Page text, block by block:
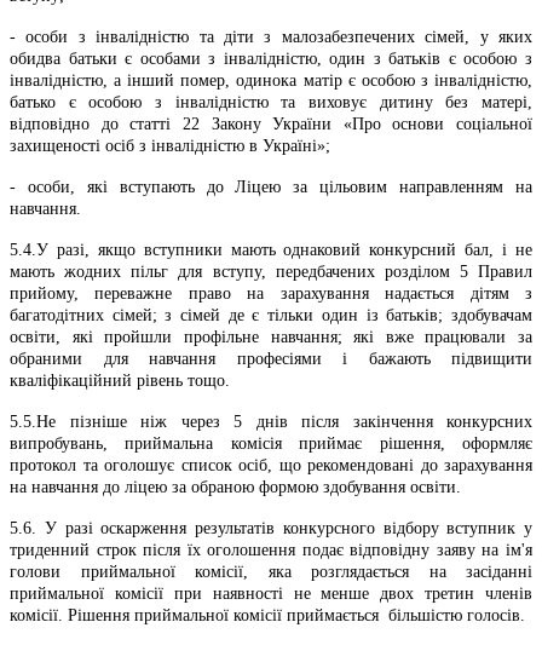
- особи з інвалідністю та діти з малозабезпечених сімей, у яких
обидва батьки є особами з інвалідністю, один з батьків є особою з
інвалідністю, а інший помер, одинока матір є особою з інвалідністю,
батько є особою з інвалідністю та виховує дитину без матері,
відповідно до статті 22 Закону України «Про основи соціальної
захищеності осіб з інвалідністю в Україні»;
- особи, які вступають до Ліцею за цільовим направленням на
навчання.
5.4.У разі, якщо вступники мають однаковий конкурсний бал, і не
мають жодних пільг для вступу, передбачених розділом 5 Правил
прийому, переважне право на зарахування надається дітям з
багатодітних сімей; з сімей де є тільки один із батьків; здобувачам
освіти, які пройшли профільне навчання; які вже працювали за
обраними для навчання професіями і бажають підвищити
кваліфікаційний рівень тощо.
5.5.Не пізніше ніж через 5 днів після закінчення конкурсних
випробувань, приймальна комісія приймає рішення, оформляє
протокол та оголошує список осіб, що рекомендовані до зарахування
на навчання до ліцею за обраною формою здобування освіти.
5.6. У разі оскарження результатів конкурсного відбору вступник у
триденний строк після їх оголошення подає відповідну заяву на ім'я
голови приймальної комісії, яка розглядається на засіданні
приймальної комісії при наявності не менше двох третин членів
комісії. Рішення приймальної комісії приймається більшістю голосів.